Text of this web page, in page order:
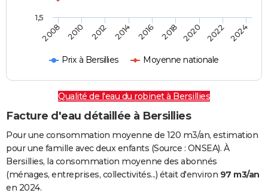
Prix à Bersillies Moyenne nationale
2008 2010 2012 2014 2016 2018 2020 2022 2024
1,5
Qualité de l'eau du robinet à Bersillies
Facture d'eau détaillée à Bersillies
Pour une consommation moyenne de 120 m3/an, estimation
pour une famille avec deux enfants (Source : ONSEA). À
Bersillies, la consommation moyenne des abonnés
(ménages, entreprises, collectivités...) était d'environ 97 m3/an
en 2024.